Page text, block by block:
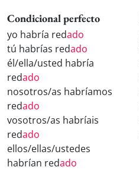
Condicional perfecto
yo habría redado
tú habrías redado
él/ella/usted habría
redado
nosotros/as habríamos
redado
vosotros/as habríais
redado
ellos/ellas/ustedes
habrían redado